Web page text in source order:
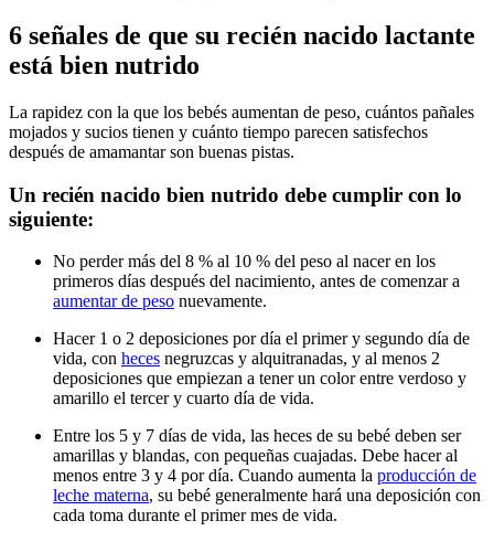
6 señales ​​​de que su recién nacido lactante
está bien nutrido
La rapidez con la que los bebés aumentan de peso, cuántos pañales
mojados y sucios tienen y cuánto​ tiempo parecen satisfechos
después de amamantar son buenas pistas.
Un recién nacido bien nutrid​o debe cumplir con lo
siguiente:
No perder más del 8 % al 10 % del peso al nacer en los
primeros días después del nacimiento, antes de comenzar a
aumentar de peso nuevamente.
Hacer 1 o 2 deposiciones por día el primer y segundo día de
vida, con heces negruzcas y alquitranadas, y al menos 2
deposiciones que empiezan a tener un color entre verdoso y
amarillo el tercer y cuarto día de vida.
Entre los 5 y 7 días de vida, las heces de su bebé deben ser
amarillas y blandas, con pequeñas cuajadas. Debe hacer al
menos entre 3 y 4 por día. Cuando aumenta la producción de
leche materna, su bebé generalmente hará una deposición con
cada toma durante el primer mes de vida.